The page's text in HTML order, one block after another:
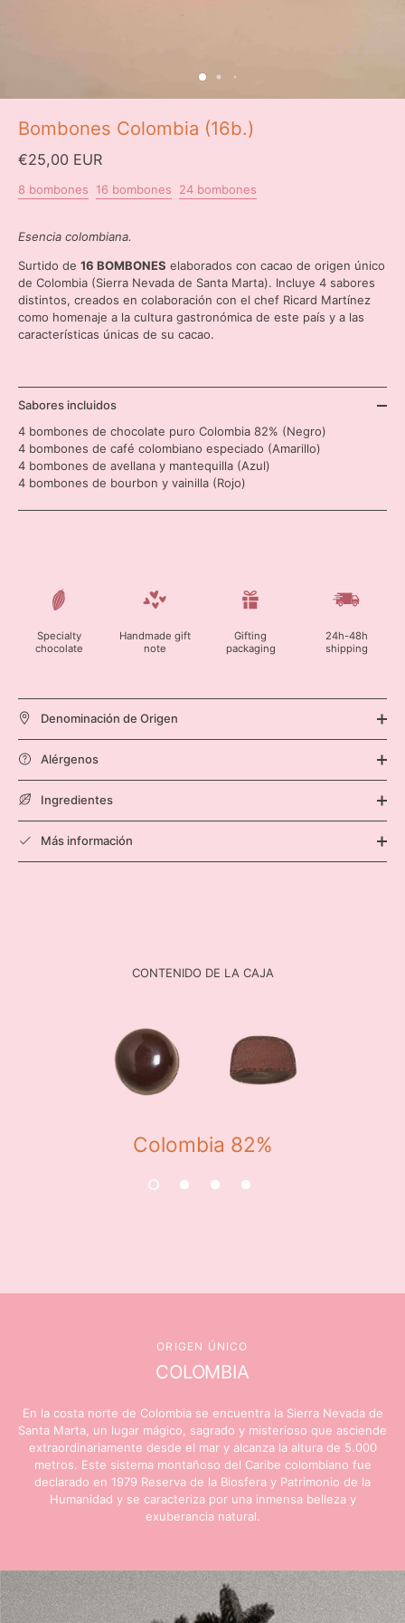
Bombones Colombia (16b.)
€25,00 EUR
8 bombones 16 bombones 24 bombones
Esencia colombiana.
Surtido de 16 BOMBONES elaborados con cacao de origen único
de Colombia (Sierra Nevada de Santa Marta). Incluye 4 sabores
distintos, creados en colaboración con el chef Ricard Martínez
como homenaje a la cultura gastronómica de este país y a las
características únicas de su cacao.
Sabores incluidos
4 bombones de chocolate puro Colombia 82% (Negro)
4 bombones de café colombiano especiado (Amarillo)
4 bombones de avellana y mantequilla (Azul)
4 bombones de bourbon y vainilla (Rojo)
Specialty
chocolate
Handmade gift
note
Gifting
packaging
24h-48h
shipping
Denominación de Origen
Alérgenos
Ingredientes
Más información
CONTENIDO DE LA CAJA
Colombia 82%
ORIGEN ÚNICO
COLOMBIA
En la costa norte de Colombia se encuentra la Sierra Nevada de
Santa Marta, un lugar mágico, sagrado y misterioso que asciende
extraordinariamente desde el mar y alcanza la altura de 5.000
metros. Este sistema montañoso del Caribe colombiano fue
declarado en 1979 Reserva de la Biosfera y Patrimonio de la
Humanidad y se caracteriza por una inmensa belleza y
exuberancia natural.